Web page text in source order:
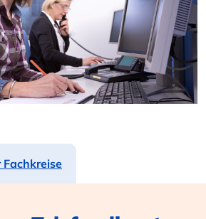
Fachkreise